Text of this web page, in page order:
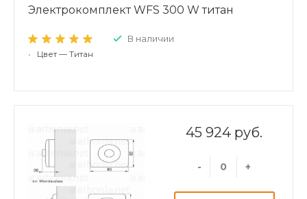
Электрокомплект WFS 300 W титан
В наличии
• Цвет — Титан
45 924 руб.
- +